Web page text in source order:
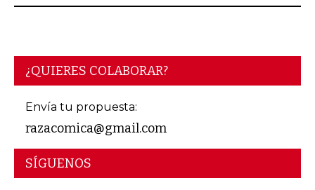
¿QUIERES COLABORAR?
Envía tu propuesta:
razacomica@gmail.com
SÍGUENOS